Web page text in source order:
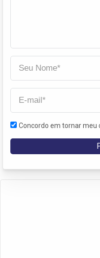
Concordo em tornar meu